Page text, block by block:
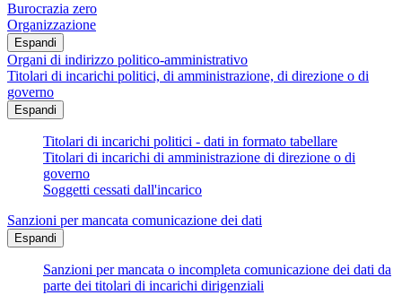
Burocrazia zero
Organizzazione
Espandi
Organi di indirizzo politico-amministrativo
Titolari di incarichi politici, di amministrazione, di direzione o di
governo
Espandi
Titolari di incarichi politici - dati in formato tabellare
Titolari di incarichi di amministrazione di direzione o di
governo
Soggetti cessati dall'incarico
Sanzioni per mancata comunicazione dei dati
Espandi
Sanzioni per mancata o incompleta comunicazione dei dati da
parte dei titolari di incarichi dirigenziali